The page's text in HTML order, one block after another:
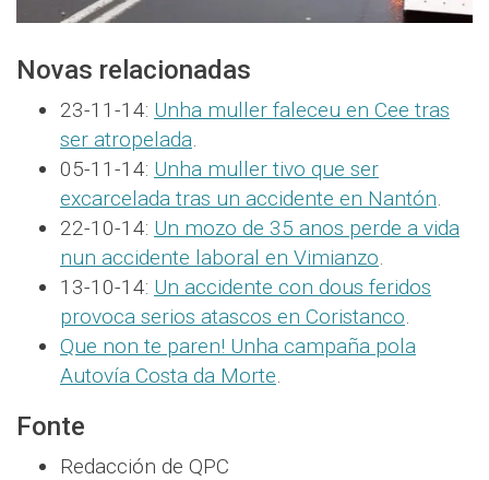
Novas relacionadas
23-11-14: Unha muller faleceu en Cee tras
ser atropelada.
05-11-14: Unha muller tivo que ser
excarcelada tras un accidente en Nantón.
22-10-14: Un mozo de 35 anos perde a vida
nun accidente laboral en Vimianzo.
13-10-14: Un accidente con dous feridos
provoca serios atascos en Coristanco.
Que non te paren! Unha campaña pola
Autovía Costa da Morte.
Fonte
Redacción de QPC